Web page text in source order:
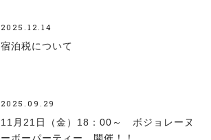
2025.12.14
宿泊税について
2025.09.29
11月21日（金）18：00～ ボジョレーヌ